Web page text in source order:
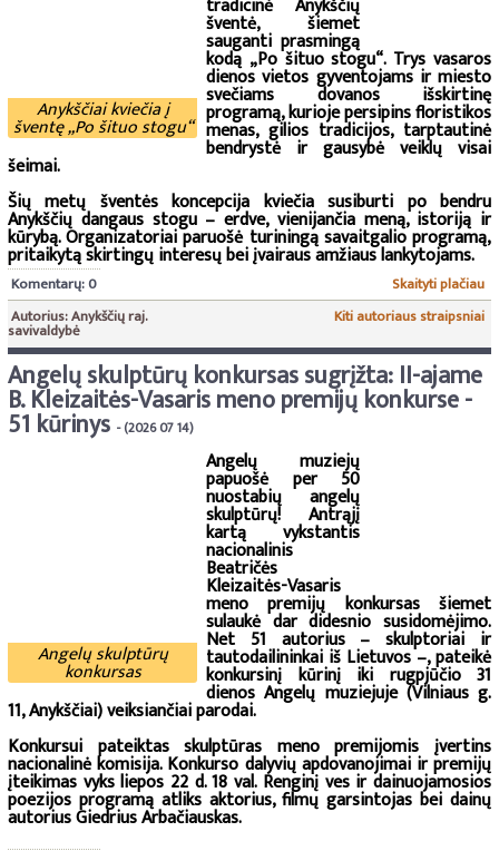
Anykščiai kviečia į
šventę „Po šituo stogu“
tradicinė Anykščių
šventė, šiemet
sauganti prasmingą
kodą „Po šituo stogu“. Trys vasaros
dienos vietos gyventojams ir miesto
svečiams dovanos išskirtinę
programą, kurioje persipins floristikos
menas, gilios tradicijos, tarptautinė
bendrystė ir gausybė veiklų visai
šeimai.
Šių metų šventės koncepcija kviečia susiburti po bendru
Anykščių dangaus stogu – erdve, vienijančia meną, istoriją ir
kūrybą. Organizatoriai paruošė turiningą savaitgalio programą,
pritaikytą skirtingų interesų bei įvairaus amžiaus lankytojams.
Skaityti plačiau
Komentarų: 0
Kiti autoriaus straipsniai
Autorius: Anykščių raj.
savivaldybė
Angelų skulptūrų konkursas sugrįžta: II-ajame
B. Kleizaitės-Vasaris meno premijų konkurse -
51 kūrinys - (2026 07 14)
Angelų skulptūrų
konkursas
Angelų muziejų
papuošė per 50
nuostabių angelų
skulptūrų! Antrąjį
kartą vykstantis
nacionalinis
Beatričės
Kleizaitės-Vasaris
meno premijų konkursas šiemet
sulaukė dar didesnio susidomėjimo.
Net 51 autorius – skulptoriai ir
tautodailininkai iš Lietuvos –, pateikė
konkursinį kūrinį iki rugpjūčio 31
dienos Angelų muziejuje (Vilniaus g.
11, Anykščiai) veiksiančiai parodai.
Konkursui pateiktas skulptūras meno premijomis įvertins
nacionalinė komisija. Konkurso dalyvių apdovanojimai ir premijų
įteikimas vyks liepos 22 d. 18 val. Renginį ves ir dainuojamosios
poezijos programą atliks aktorius, filmų garsintojas bei dainų
autorius Giedrius Arbačiauskas.